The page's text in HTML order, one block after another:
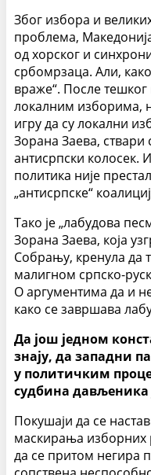
Због избора и
проблема,
од хорског и
србомрзаца. Али,
враже“. После
локалним изборима,
игру да су локални
Зорана Заева, ствари
антисрпски колосек.
политика није
„антисрпске“
Тако је „лабудова
Зорана Заева, која
Собрању, кренула да
малигном српско-
О аргументима да и
како се завршава
Да још једном
знају, да западни
у политичким
судбина дављеника
Покушаји да се
маскирања изборних
да се притом негира